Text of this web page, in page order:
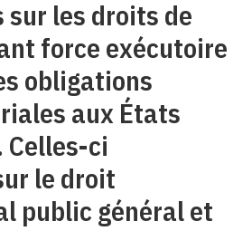
sur les droits de
force exécutoire
obligations
aux États
ci
le droit
public général et